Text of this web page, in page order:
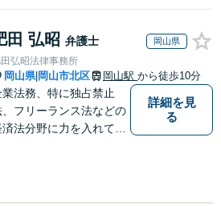
対応OK】
ダーメイドの解決
様の話を丁寧にう
安があるのか、何
を解決したいのか
を正確に読み取り
ます。【東京都在
住以外の方も対
田 弘昭 弁護士 岡山県
弘昭法律事務所
岡山県| 岡山市北区 岡山駅 から徒歩10分
業法務、特に独占禁止
、フリーランス法などの
法分野に力を入れてい
詳細を見
る